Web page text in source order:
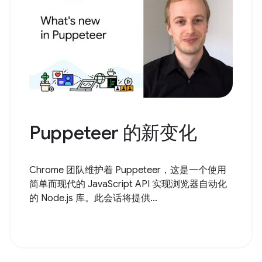
Puppeteer 的新变化
Chrome 团队维护着 Puppeteer，这是一个使用
简单而现代的 JavaScript API 实现浏览器自动化
的 Node.js 库。此会话将提供...